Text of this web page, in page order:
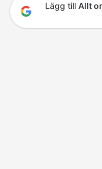
Lägg till Allt